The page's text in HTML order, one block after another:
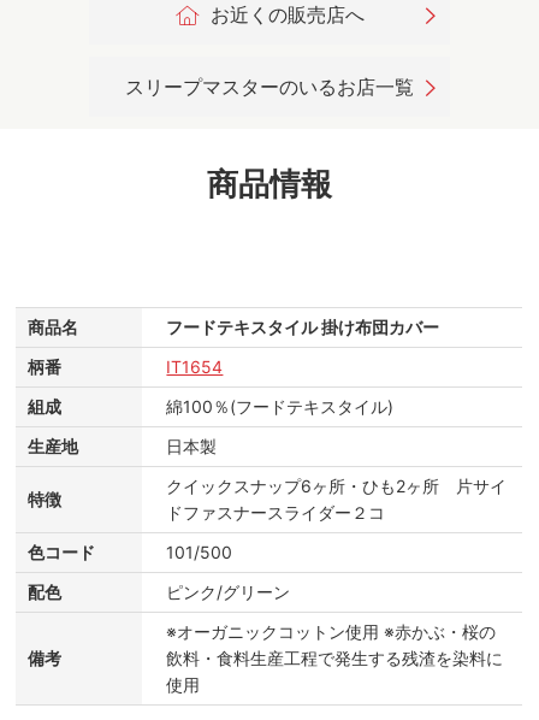
お近くの販売店へ
スリープマスターのいるお店一覧
商品情報
商品名
フードテキスタイル 掛け布団カバー
柄番
IT1654
組成
綿100％(フードテキスタイル)
生産地
日本製
特徴
クイックスナップ6ヶ所・ひも2ヶ所 片サイ
ドファスナースライダー２コ
色コード
101/500
配色
ピンク/グリーン
備考
※オーガニックコットン使用 ※赤かぶ・桜の
飲料・食料生産工程で発生する残渣を染料に
使用